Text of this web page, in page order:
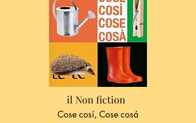
il Non fiction
Cose cosí, Cose cosá